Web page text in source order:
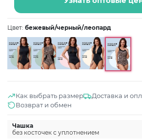
Цвет: бежевый/черный/леопард
Как выбрать размер
Доставка и
Возврат и обмен
Чашка
без косточек с уплотнением